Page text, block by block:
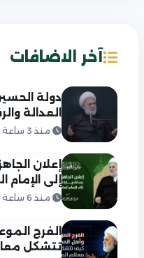
آخر الاضافات
دولة
العدالة
منذ 3 ساعة
إعلان
إلى
منذ 6 ساعة
الفرج
تتشكل